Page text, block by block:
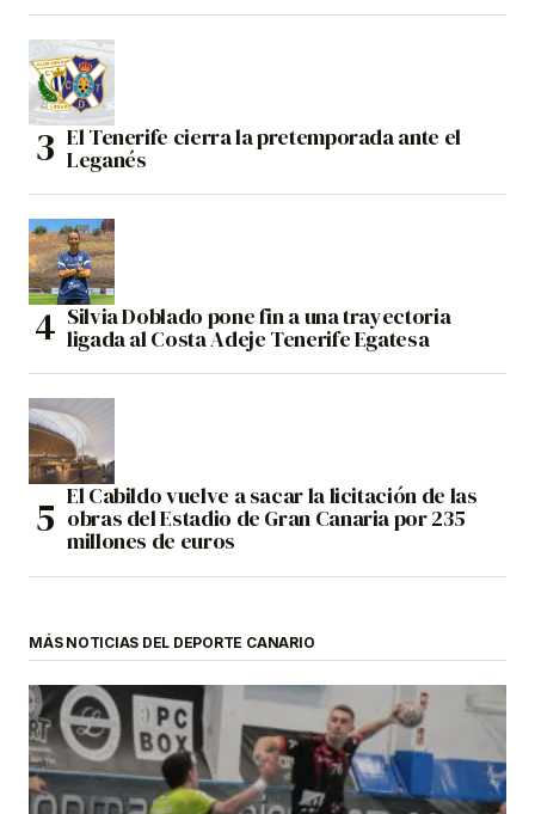
El Tenerife cierra la pretemporada ante el
Leganés
Silvia Doblado pone fin a una trayectoria
ligada al Costa Adeje Tenerife Egatesa
El Cabildo vuelve a sacar la licitación de las
obras del Estadio de Gran Canaria por 235
millones de euros
MÁS NOTICIAS DEL DEPORTE CANARIO